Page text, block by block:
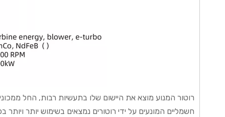
רוטור המנוע מוצא את היישום שלו בתעשיות רבות, החל
חשמליים המונעים על ידי רוטורים נמצאים בשימוש יותר